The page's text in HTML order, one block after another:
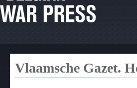
Vlaamsche Gazet.